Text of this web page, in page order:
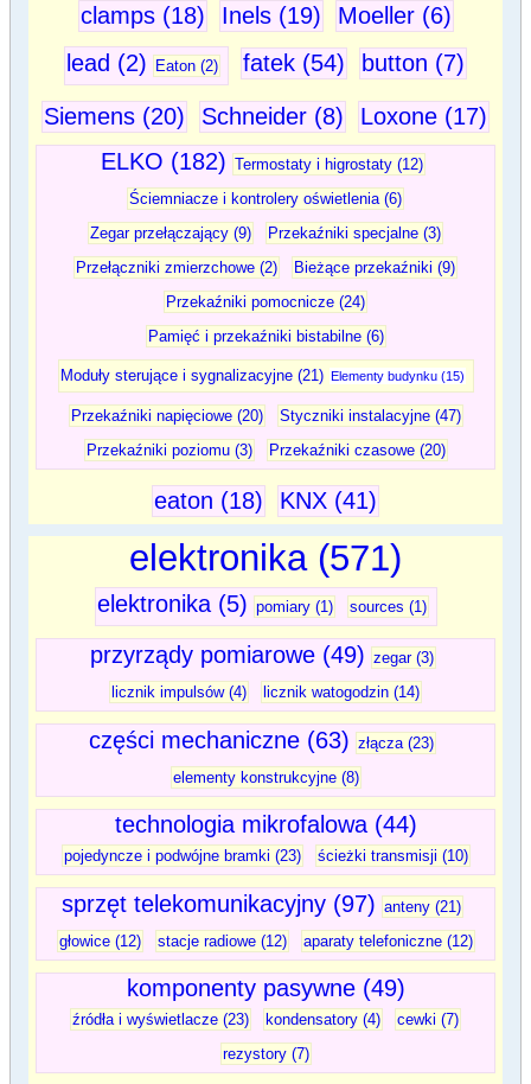
clamps (18)
Inels (19)
Moeller (6)
lead (2)
Eaton (2) fatek (54) button (7)
Siemens (20) Schneider (8)
Loxone (17)
ELKO (182) Termostaty i higrostaty (12)
Ściemniacze i kontrolery oświetlenia (6)
Zegar przełączający (9)
Przekaźniki specjalne (3)
Przełączniki zmierzchowe (2)
Bieżące przekaźniki (9)
Przekaźniki pomocnicze (24)
Pamięć i przekaźniki bistabilne (6)
Moduły sterujące i sygnalizacyjne (21) Elementy budynku (15)
Przekaźniki napięciowe (20)
Styczniki instalacyjne (47)
Przekaźniki poziomu (3)
Przekaźniki czasowe (20)
eaton (18) KNX (41)
elektronika (571)
elektronika (5) pomiary (1) sources (1)
przyrządy pomiarowe (49) zegar (3)
licznik impulsów (4)
licznik watogodzin (14)
części mechaniczne (63) złącza (23)
elementy konstrukcyjne (8)
technologia mikrofalowa (44)
pojedyncze i podwójne bramki (23) ścieżki transmisji (10)
sprzęt telekomunikacyjny (97) anteny (21)
głowice (12)
stacje radiowe (12) aparaty telefoniczne (12)
komponenty pasywne (49)
źródła i wyświetlacze (23) kondensatory (4)
cewki (7)
rezystory (7)